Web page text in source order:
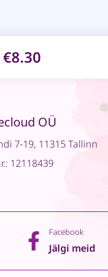
€8.30
OÜ
7-19, 11315 Tallinn
12118439
Facebook
Jälgi meid